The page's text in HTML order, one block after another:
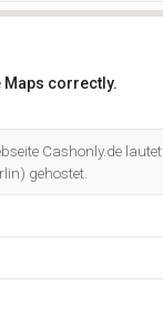
Maps correctly.
Cashonly.de lautet
gehostet.